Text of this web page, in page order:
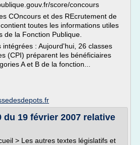
score/concours
COncours et des REcrutement de
toutes les informations utiles
de la Fonction Publique.
: Aujourd'hui, 26 classes
(CPI) préparent les bénéficiaires
A et B de la fonction...
du 19 février 2007 relative
> Les autres textes législatifs et